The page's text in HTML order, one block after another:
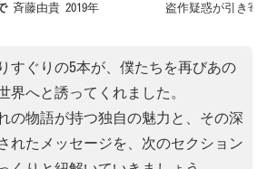
斉藤由貴 2019年 盗作疑惑が引き寄
すぐりの5本が、僕たちを再びあの
界へと誘ってくれました。
の物語が持つ独自の魅力と、その深
れたメッセージを、次のセクション